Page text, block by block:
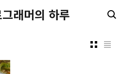
래머의 하루